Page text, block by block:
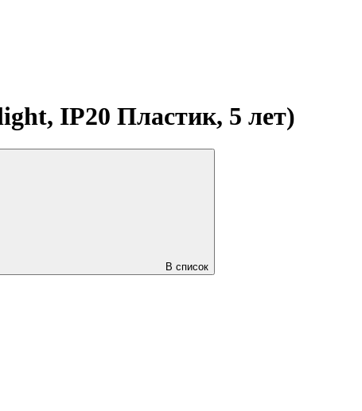
IP20 Пластик, 5 лет)
В список